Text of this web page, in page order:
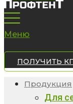
Меню
ПОЛУЧИТЬ
Продукция
Для